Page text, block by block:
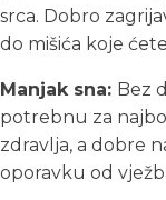
srca. Dobro
do mišića koje
Manjak sna: Bez
potrebnu za
zdravlja, a dobre
oporavku od